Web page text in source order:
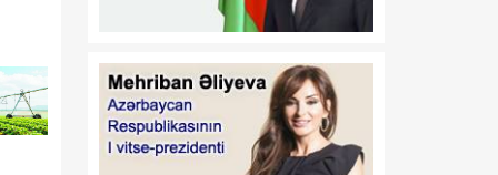
edən dövlətə çevrildi
“Sinxua”: Orta Dəhlizin
strateji əhəmiyyətinin
artması Azərbaycanı
nəqliyyat-logistika habına
çevirir
12:49
07 Avqust